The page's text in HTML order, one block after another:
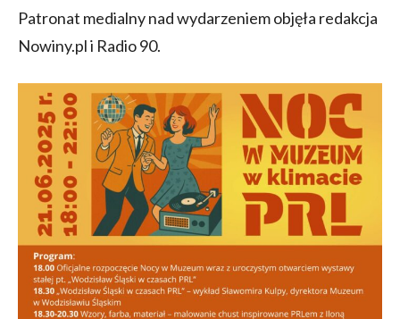
Patronat medialny nad wydarzeniem objęła redakcja
Nowiny.pl i Radio 90.